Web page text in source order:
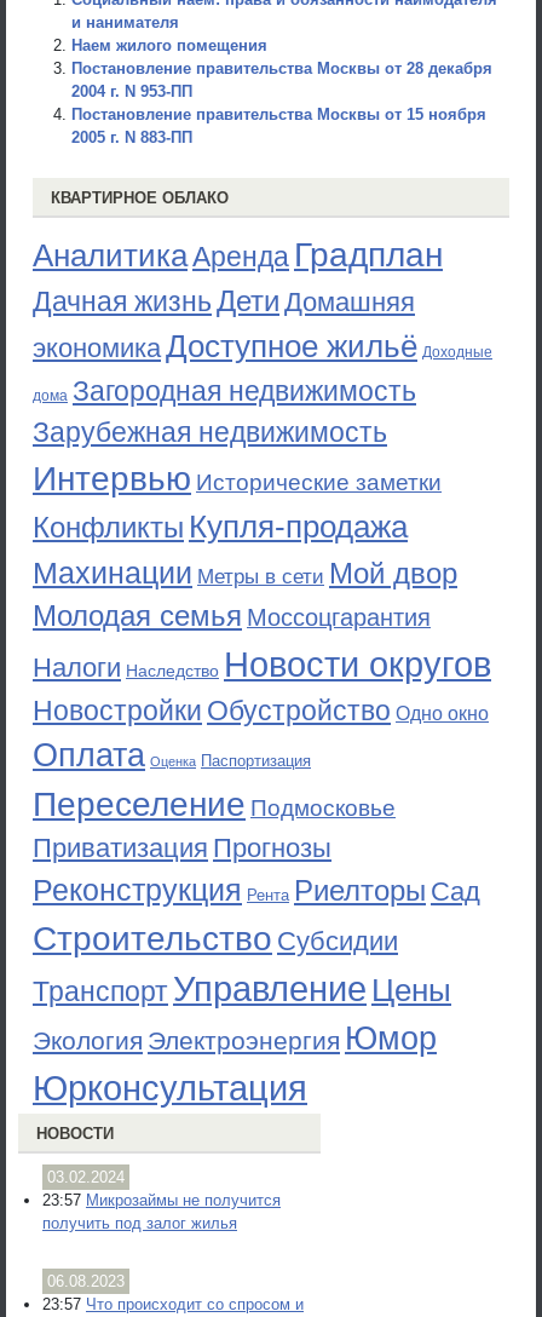
и нанимателя
Наем жилого помещения
Постановление правительства Москвы от 28 декабря
2004 г. N 953-ПП
Постановление правительства Москвы от 15 ноября
2005 г. N 883-ПП
КВАРТИРНОЕ ОБЛАКО
АналитикаАренда Градплан
Дачная жизньДети Домашняя
экономикаДоступное жильё Доходные
дома Загородная недвижимость
Зарубежная недвижимость
Интервью Исторические заметки
Конфликты Купля-продажа
Махинации Метры в сети Мой двор
Молодая семья Моссоцгарантия
Налоги Наследство Новости округов
Новостройки Обустройство Одно окно
Оплата Оценка Паспортизация
Переселение Подмосковье
Приватизация Прогнозы
Реконструкция Рента Риелторы Сад
Строительство Субсидии
ТранспортУправление Цены
Экология Электроэнергия Юмор
Юрконсультация
НОВОСТИ
03.02.2024
23:57 Микрозаймы не получится
получить под залог жилья
06.08.2023
23:57 Что происходит со спросом и